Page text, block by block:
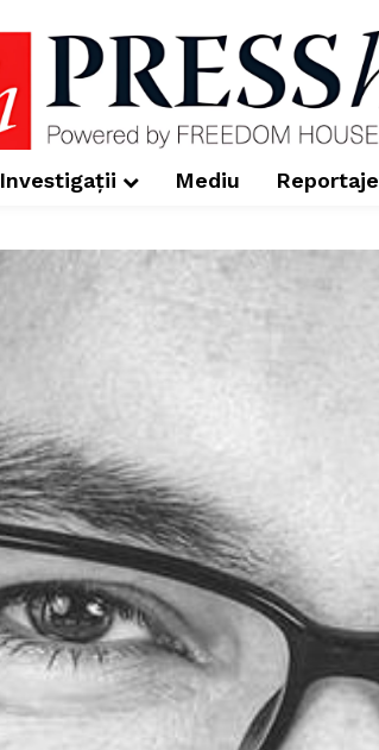
Investigații Mediu Reportaje